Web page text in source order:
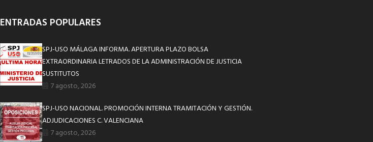
ENTRADAS POPULARES
SPJ-USO MÁLAGA INFORMA. APERTURA PLAZO BOLSA
EXTRAORDINARIA LETRADOS DE LA ADMINISTRACIÓN DE JUSTICIA
SUSTITUTOS
7 agosto, 2026
SPJ-USO NACIONAL. PROMOCIÓN INTERNA TRAMITACIÓN Y GESTIÓN.
ADJUDICACIONES C. VALENCIANA
7 agosto, 2026